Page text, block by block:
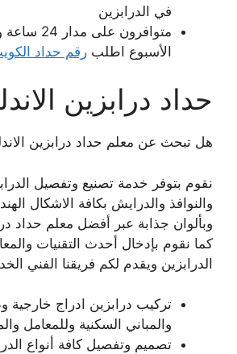
في الدرابزين
متوافرون على
الأسبوع اطلب رقم حداد
حداد درابزين
هل تبحث عن معلم حداد درابزين
نقوم بتوفر خدمة تصنيع وتفصيل
والنوافذ والدرايش بكافة الاشكال
وبألوان جذابة عبر أفضل معلم حداد
كما نقوم بإدخال أحدث التقنيات
الدرابزين ويقدم لكم فريقنا الفني
تركيب درابزين ادراج خارجية
والمباني السكنية وللمعامل
تصميم وتفصيل كافة أنواع